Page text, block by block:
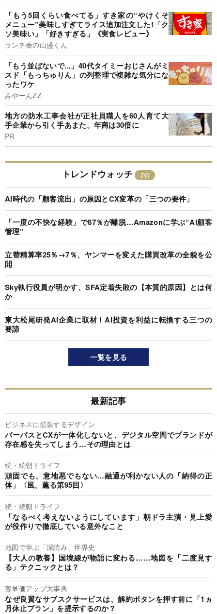
「もう5回くらい食べてる」すき家の“やけくそ
メニュー”美味しすぎてライス追加注文した!「ク
ソ美味い」「好きすぎる」《実食レビュー》
ランチ命の山盛くん
「もう並ばないで...」40代タイミーおじさんがミ
スド「もっちゅりん」の列整理で複雑な気分にな
ったワケ
みやーんZZ
地方の防水工事会社が正社員職人を60人育て大
手企業から引く手あまた。年商は30倍に
PR
トレンドウォッチ
AI時代の「顧客流出」の原因とCX変革の「三つの要件」
「一度の不快な経験」で87％が離脱…Amazonに学ぶ“AI顧客
管理”
立替精算率25％→7％、ヤンマーを変えた購買改革の全貌を公
開
Sky執行役員が明かす、SFA定着失敗の【本質的原因】とは何
か
東大松尾研発AI企業に取材！AI投資を利益に転換する三つの
要諦
一覧を見る
最新記事
ビジネスに拡張するデザイン
パーパスとCXが一体化しないと、デジタル空間でブランドが
存在感を失ってしまう…その理由とは
続・続朝ドライフ
頑固でも、意地悪でもない…融通が利かない人の「納得の正
体」〈風、薫る第95回〉
続・続朝ドライフ
「なるべく考えないようにしています」朝ドラ主演・見上愛
が役作りで徹底している意外なこと
地図で学ぶ「深読み」世界史
【大人の教養】国境線が物語に変わる……地図を「二度見す
る」テクニックとは？
客単価アップ大事典
なぜ良質なサブスクサービスは、解約ボタンを押す前に「1ヵ
月休止プラン」を提示するのか？